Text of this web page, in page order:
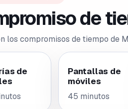
de
los compromisos de tiempo de
de
Pantallas de
móviles
45 minutos